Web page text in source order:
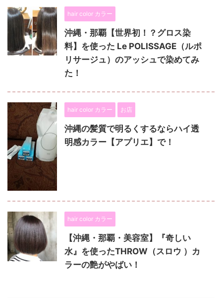
hair color カラー
沖縄・那覇【世界初！？グロス染
料】を使った Le POLISSAGE（ルポ
リサージュ）のアッシュで染めてみ
た！
hair color カラー お店
沖縄の髪質で明るくするならハイ透
明感カラー【アプリエ】で！
hair color カラー
【沖縄・那覇・美容室】『奇しい
水』を使ったTHROW（スロウ ）カ
ラーの艶がやばい！